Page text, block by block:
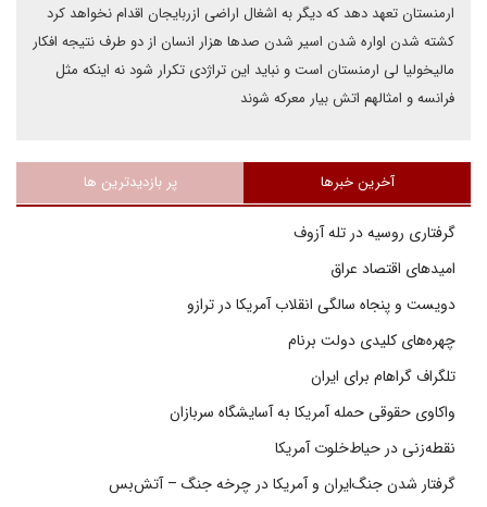
ارمنستان تعهد دهد که دیگر به اشغال اراضی ازربایجان اقدام نخواهد کرد
کشته شدن اواره شدن اسیر شدن صدها هزار انسان از دو طرف نتیجه افکار
مالیخولیا لی ارمنستان است و نباید این تراژدی تکرار شود نه اینکه مثل
فرانسه و امثالهم اتش بیار معرکه شوند
آخرین خبرها پر بازدیدترین ها
گرفتاری روسیه در تله آزوف
امیدهای اقتصاد عراق
دویست و پنجاه سالگی انقلاب آمریکا در ترازو
چهره‌های کلیدی دولت برنام
تلگراف گراهام برای ایران
واکاوی حقوقی حمله آمریکا به آسایشگاه سربازان
نقطه‌زنی در حیاط‌خلوت آمریکا
گرفتار شدن جنگ‌ایران و آمریکا در چرخه جنگ – آتش‌بس